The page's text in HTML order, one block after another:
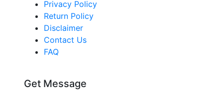
Privacy Policy
Return Policy
Disclaimer
Contact Us
FAQ
Get Message